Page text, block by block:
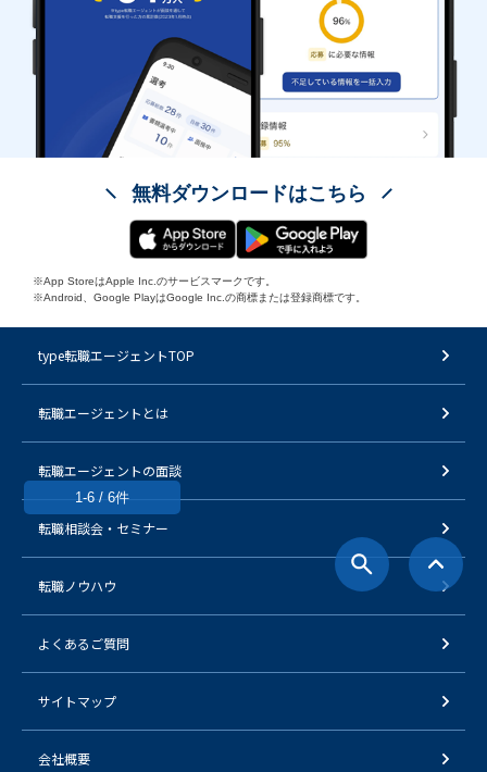
1-6 / 6件
無料ダウンロードはこちら
※App StoreはApple Inc.のサービスマークです。
※Android、Google PlayはGoogle Inc.の商標または登録商標です。
type転職エージェントTOP
転職エージェントとは
転職エージェントの面談
転職相談会・セミナー
転職ノウハウ
よくあるご質問
サイトマップ
会社概要